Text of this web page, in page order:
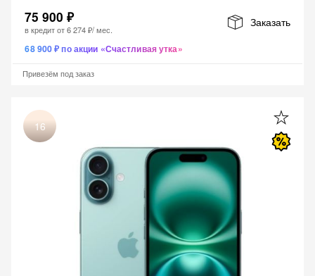
75 900 ₽
в кредит от6 274 ₽/ мес.
Заказать
68 900 ₽ по акции «Счастливая утка»
Привезём под заказ
16